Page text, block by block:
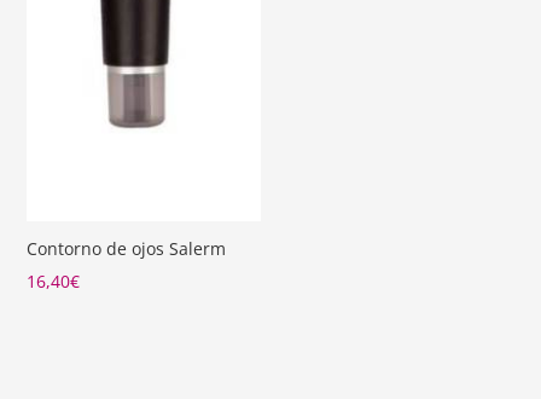
Contorno de ojos Salerm
16,40€